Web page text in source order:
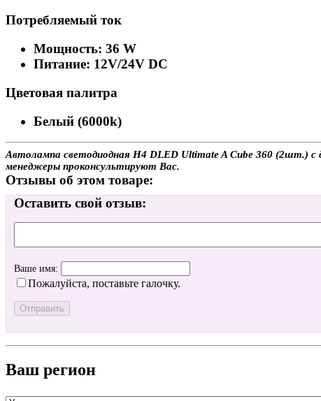
Потребляемый ток
Мощность: 36 W
Питание: 12V/24V DC
Цветовая палитра
Белый (6000k)
Автолампа светодиодная H4 DLED Ultimate A Cube 360 (2шт.) с
менеджеры проконсультируют Вас.
Отзывы об этом товаре:
Оставить свой отзыв:
Ваше имя:
Пожалуйста, поставьте галочку.
Ваш регион